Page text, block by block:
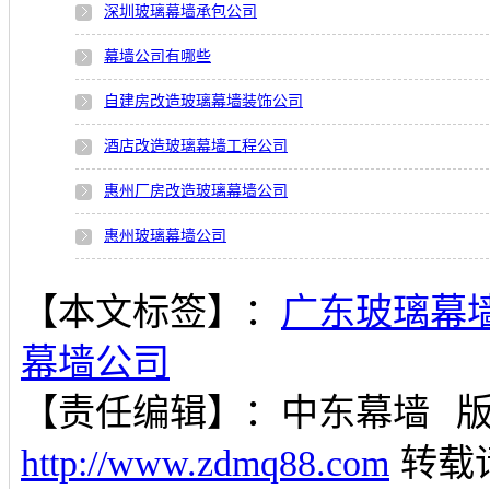
深圳玻璃幕墙承包公司
幕墙公司有哪些
自建房改造玻璃幕墙装饰公司
酒店改造玻璃幕墙工程公司
惠州厂房改造玻璃幕墙公司
惠州玻璃幕墙公司
【本文标签】： 广东玻璃幕
幕墙公司
【责任编辑】： 中东幕墙
http://www.zdmq88.com 转载